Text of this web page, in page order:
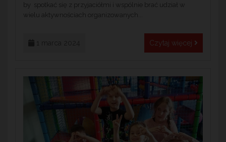
by spotkać się z przyjaciółmi i wspólnie brać udział w
wielu aktywnościach organizowanych...
Czytaj więcej